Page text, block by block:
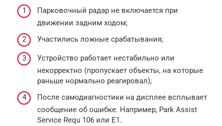
Парковочный радар не включается при
движении задним ходом;
Участились ложные срабатывания;
Устройство работает нестабильно или
некорректно (пропускает объекты, на которые
раньше нормально реагировал);
После самодиагностики на дисплее всплывает
сообщение об ошибке. Например, Park Assist
Service Requ 106 или E1.